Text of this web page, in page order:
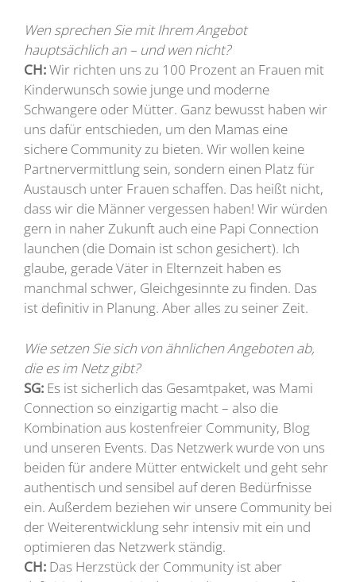
Wen sprechen Sie mit Ihrem Angebot
hauptsächlich an – und wen nicht?
CH:Wir richten uns zu 100 Prozent an Frauen mit
Kinderwunsch sowie junge und moderne
Schwangere oder Mütter. Ganz bewusst haben wir
uns dafür entschieden, um den Mamas eine
sichere Community zu bieten. Wir wollen keine
Partnervermittlung sein, sondern einen Platz für
Austausch unter Frauen schaffen. Das heißt nicht,
dass wir die Männer vergessen haben! Wir würden
gern in naher Zukunft auch eine Papi Connection
launchen (die Domain ist schon gesichert). Ich
glaube, gerade Väter in Elternzeit haben es
manchmal schwer, Gleichgesinnte zu finden. Das
ist definitiv in Planung. Aber alles zu seiner Zeit.
Wie setzen Sie sich von ähnlichen Angeboten ab,
die es im Netz gibt?
SG: Es ist sicherlich das Gesamtpaket, was Mami
Connection so einzigartig macht – also die
Kombination aus kostenfreier Community, Blog
und unseren Events. Das Netzwerk wurde von uns
beiden für andere Mütter entwickelt und geht sehr
authentisch und sensibel auf deren Bedürfnisse
ein. Außerdem beziehen wir unsere Community bei
der Weiterentwicklung sehr intensiv mit ein und
optimieren das Netzwerk ständig.
CH: Das Herzstück der Community ist aber